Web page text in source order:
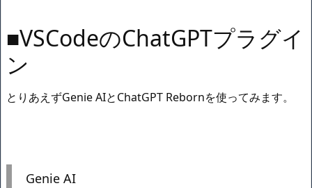
■VSCodeのChatGPTプラグイ
ン
とりあえずGenie AIとChatGPT Rebornを使ってみます。
Genie AI